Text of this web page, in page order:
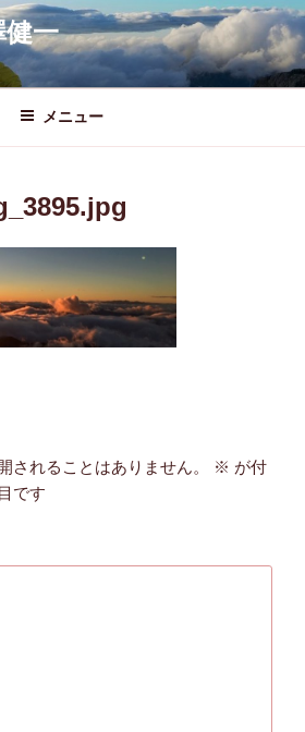
一
メニュー
されることはありません。 ※ が付
です